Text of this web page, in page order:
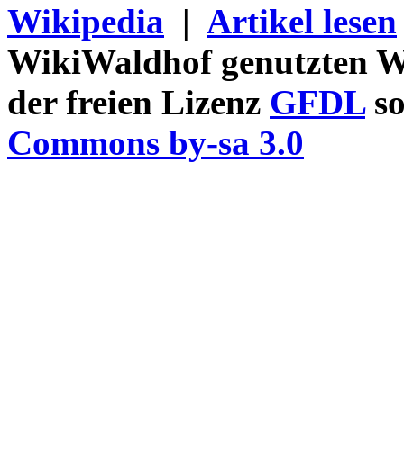
Wikipedia | Artikel lesen
WikiWaldhof genutzten
der freien Lizenz GFDL
Commons by-sa 3.0